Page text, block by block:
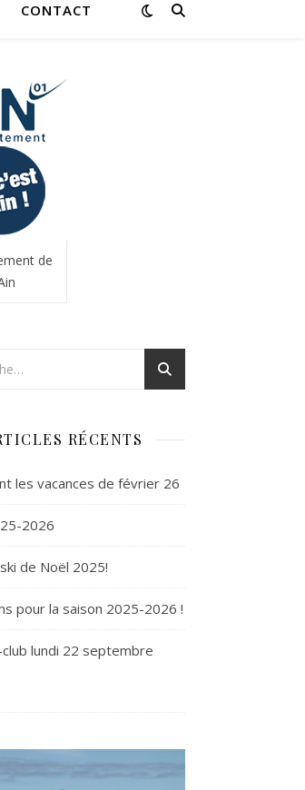
CONTACT
de
RÉCENTS
les vacances de février 26
2026
de Noël 2025!
pour la saison 2025-2026 !
club lundi 22 septembre